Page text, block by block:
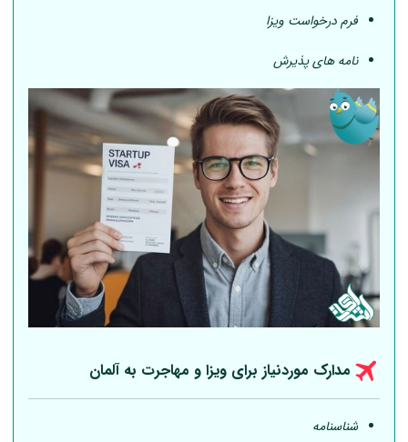
فرم درخواست ویزا
نامه های پذیرش
مدارک موردنیاز برای ویزا و مهاجرت بهآلمان
شناسنامه